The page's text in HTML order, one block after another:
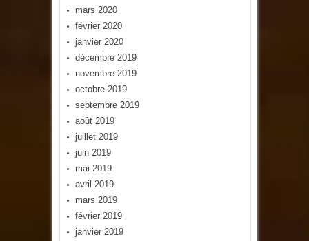
mars 2020
février 2020
janvier 2020
décembre 2019
novembre 2019
octobre 2019
septembre 2019
août 2019
juillet 2019
juin 2019
mai 2019
avril 2019
mars 2019
février 2019
janvier 2019